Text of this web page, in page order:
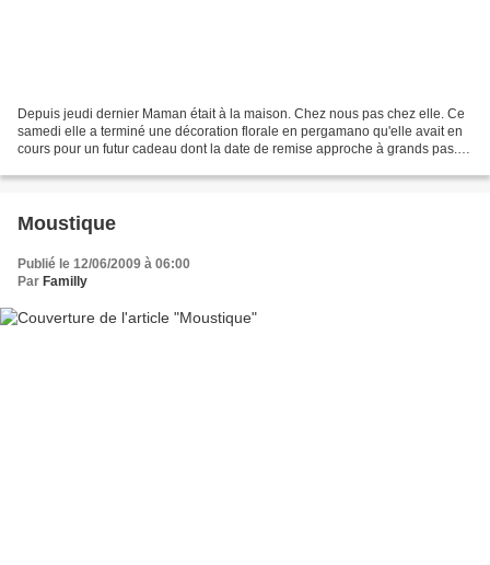
Depuis jeudi dernier Maman était à la maison. Chez nous pas chez elle. Ce
samedi elle a terminé une décoration florale en pergamano qu'elle avait en
cours pour un futur cadeau dont la date de remise approche à grands pas.
Moustique
Publié le 12/06/2009 à 06:00
Par Familly